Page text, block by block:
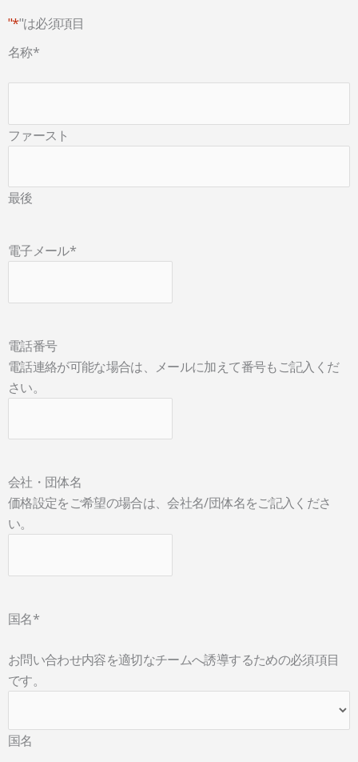
"*"は必須項目
名称*
ファースト
最後
電子メール*
電話番号
電話連絡が可能な場合は、メールに加えて番号もご記入くだ
さい。
会社・団体名
価格設定をご希望の場合は、会社名/団体名をご記入くださ
い。
国名*
お問い合わせ内容を適切なチームへ誘導するための必須項目
です。
国名